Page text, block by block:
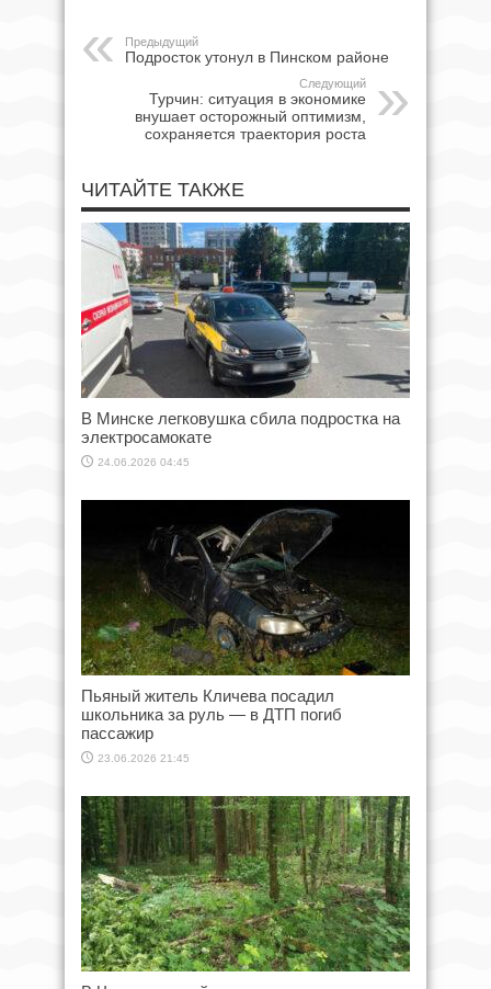
Предыдущий
Подросток утонул в Пинском районе
Следующий
Турчин: ситуация в экономике
внушает осторожный оптимизм,
сохраняется траектория роста
ЧИТАЙТЕ ТАКЖЕ
В Минске легковушка сбила подростка на
электросамокате
24.06.2026 04:45
Пьяный житель Кличева посадил
школьника за руль — в ДТП погиб
пассажир
23.06.2026 21:45